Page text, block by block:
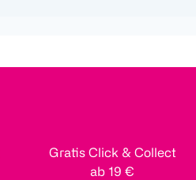
Gratis Click & Collect
ab 19 €